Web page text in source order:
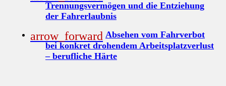
Trennungsvermögen und die Entziehung
der Fahrerlaubnis
Absehen vom Fahrverbot
bei konkret drohendem Arbeitsplatzverlust
– berufliche Härte